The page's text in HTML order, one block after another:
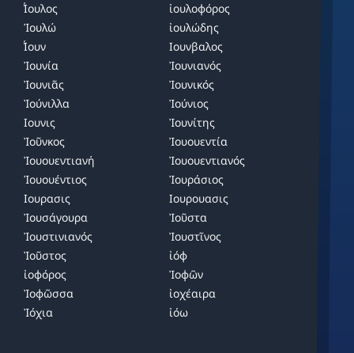
̓́Ιουλος
ἰουλοφόρος
Ἰουλώ
ἰουλώδης
̓́Ιουν
Ιουνβαλος
Ἰουνία
Ἰουνιανός
Ἰουνιᾶς
Ἰουνικός
Ἰούνιλλα
Ἰούνιος
Ιουνις
Ἰουνίτης
Ἰοῦνκος
Ἰουουεντία
Ἰουουεντιανή
Ἰουουεντιανός
Ἰουουέντιος
Ἰουράσιος
Ιουρασις
Ιουρουασις
Ἰουσάγουρα
Ἰοῦστα
Ἰουστινιανός
Ἰουστῖνος
Ἰοῦστος
ἰόφ
ἰοφόρος
Ἰοφῶν
Ἰοφῶσσα
ἰοχέαιρα
Ἰόχια
ἰόω